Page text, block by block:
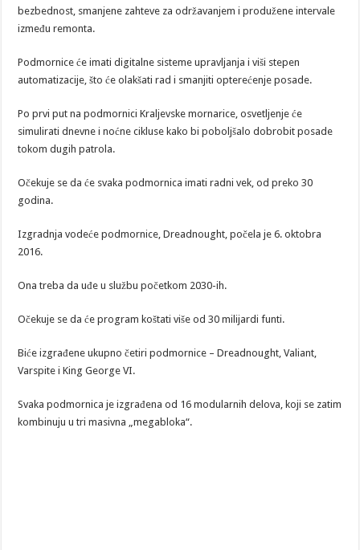
bezbednost, smanjene zahteve za održavanjem i produžene intervale
između remonta.
Podmornice će imati digitalne sisteme upravljanja i viši stepen
automatizacije, što će olakšati rad i smanjiti opterećenje posade.
Po prvi put na podmornici Kraljevske mornarice, osvetljenje će
simulirati dnevne i noćne cikluse kako bi poboljšalo dobrobit posade
tokom dugih patrola.
Očekuje se da će svaka podmornica imati radni vek, od preko 30
godina.
Izgradnja vodeće podmornice, Dreadnought, počela je 6. oktobra
2016.
Ona treba da uđe u službu početkom 2030-ih.
Očekuje se da će program koštati više od 30 milijardi funti.
Biće izgrađene ukupno četiri podmornice – Dreadnought, Valiant,
Varspite i King George VI.
Svaka podmornica je izgrađena od 16 modularnih delova, koji se zatim
kombinuju u tri masivna „megabloka“.